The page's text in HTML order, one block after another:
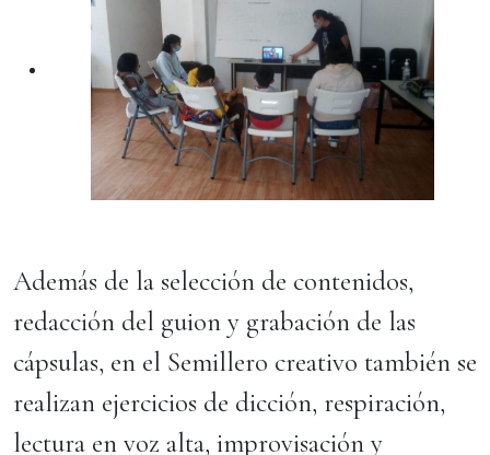
Además de la selección de contenidos,
redacción del guion y grabación de las
cápsulas, en el Semillero creativo también se
realizan ejercicios de dicción, respiración,
lectura en voz alta, improvisación y